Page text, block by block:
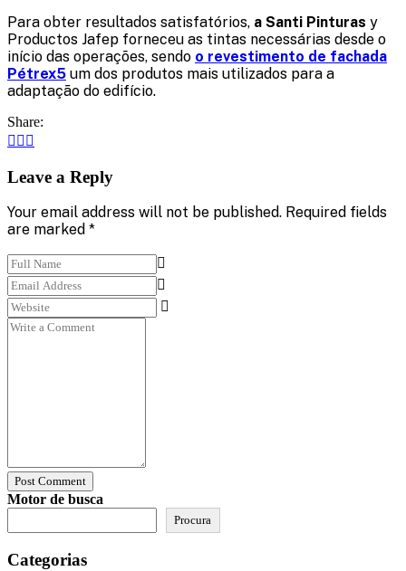
Para obter resultados satisfatórios, a Santi Pinturas y
Productos Jafep forneceu as tintas necessárias desde o
início das operações, sendo o revestimento de fachada
Pétrex5 um dos produtos mais utilizados para a
adaptação do edifício.
Share:
Leave a Reply
Your email address will not be published. Required fields
are marked *
Post Comment
Motor de busca
Procura
Categorias